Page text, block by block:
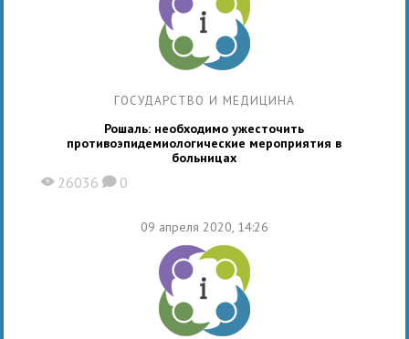
ГОСУДАРСТВО И МЕДИЦИНА
Рошаль: необходимо ужесточить
противоэпидемиологические мероприятия в
больницах
X 26036 K 0
09 апреля 2020, 14:26